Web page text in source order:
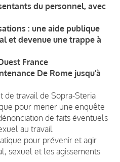
du personnel, avec
: une aide publique
et devenue une trappe à
France
De Rome jusqu’à
de travail de Sopra-Steria
pour mener une enquête
de faits éventuels
au travail
pour prévenir et agir
sexuel et les agissements